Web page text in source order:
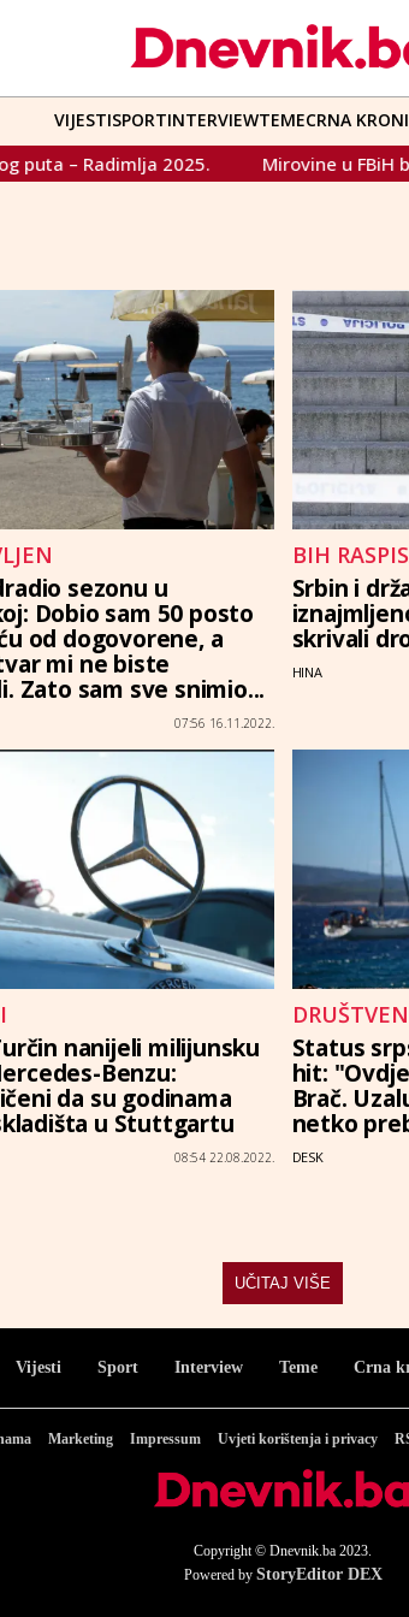
VIJESTISPORTINTERVIEWTEMECRNA
2025. Mirovine u FBiH bit će
sezonu u
Dobio sam 50 posto
od dogovorene, a
mi ne biste
Zato sam sve snimio...
07:56 16.11.2022.
BIH
Srbin i
skrivali
HINA
nanijeli milijunsku
Benzu:
da su godinama
u Stuttgartu
08:54 22.08.2022.
Status
hit:
Brač.
netko
DESK
UČITAJ VIŠE
Vijesti Sport Interview Teme Crna
Marketing Impressum Uvjeti korištenja i privacy
Copyright © Dnevnik.ba 2023.
Powered by StoryEditor DEX